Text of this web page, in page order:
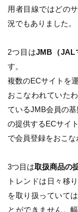
用者目線ではどの
況でもありました。
2つ目はJMB（JAL
す。
複数のECサイトを
おこなわれていた
ているJMB会員の
の提供するECサイ
で会員登録をおこな
3つ目は取扱商品の
トレンドは日々移
を取り扱っていて
とができません。